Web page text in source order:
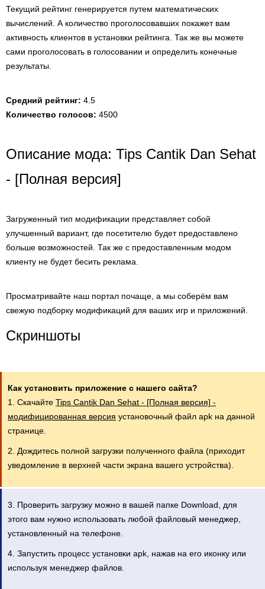
Текущий рейтинг генерируется путем математических
вычислений. А количество проголосовавших покажет вам
активность клиентов в установки рейтинга. Так же вы можете
сами проголосовать в голосовании и определить конечные
результаты.
Средний рейтинг: 4.5
Количество голосов: 4500
Описание мода: Tips Cantik Dan Sehat
- [Полная версия]
Загруженный тип модификации представляет собой
улучшенный вариант, где посетителю будет предоставлено
больше возможностей. Так же с предоставленным модом
клиенту не будет бесить реклама.
Просматривайте наш портал почаще, а мы соберём вам
свежую подборку модификаций для ваших игр и приложений.
Скриншоты
Как установить приложение с нашего сайта?
1. Скачайте Tips Cantik Dan Sehat - [Полная версия] -
модифицированная версия установочный файл apk на данной
странице.
2. Дождитесь полной загрузки полученного файла (приходит
уведомление в верхней части экрана вашего устройства).
3. Проверить загрузку можно в вашей папке Download, для
этого вам нужно использовать любой файловый менеджер,
установленный на телефоне.
4. Запустить процесс установки apk, нажав на его иконку или
используя менеджер файлов.